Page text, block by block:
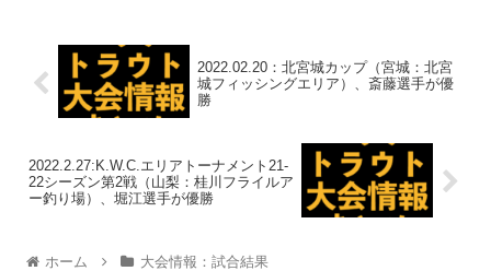
2022.02.20：北宮城カップ（宮城：北宮
城フィッシングエリア）、斎藤選手が優
勝
2022.2.27:K.W.C.エリアトーナメント21-
22シーズン第2戦（山梨：桂川フライルア
ー釣り場）、堀江選手が優勝
ホーム 大会情報：試合結果